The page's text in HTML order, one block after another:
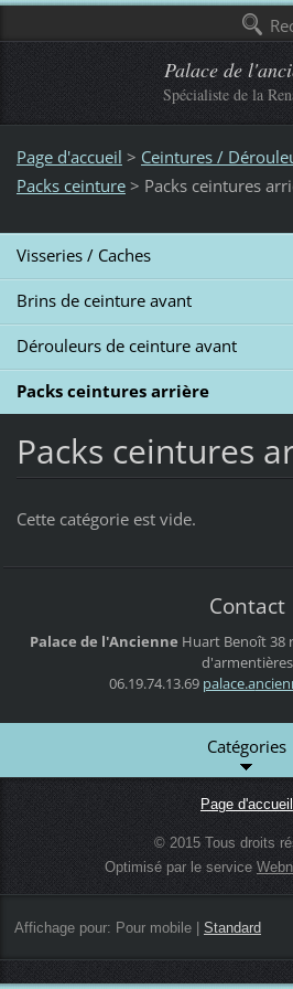
Palace de
Spécialiste de la
Page d'accueil > Ceintures /
Packs ceinture > Packs ceintures
Visseries / Caches
Brins de ceinture avant
Dérouleurs de ceinture avant
Packs ceintures arrière
Packs ceintures
Cette catégorie est vide.
Contact
Palace de l'Ancienne Huart Benoît38
d'armentières
06.19.74.13.69 palace.a
Catégories
Page d'accueil
© 2015 Tous droits
Optimisé par le service
Affichage pour: Pour mobile| Standard